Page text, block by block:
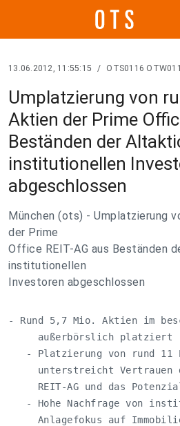
13.06.2012, 11:55:15 / OTS0116
Umplatzierung von
Aktien der Prime
Beständen der
institutionellen
abgeschlossen
München (ots) - Umplatzierung
der Prime
Office REIT-AG aus Beständen
institutionellen
Investoren abgeschlossen
- Rund 5,7 Mio. Aktien im
     außerbörslich platziert
- Platzierung von rund
unterstreicht
REIT-AG und das
- Hohe Nachfrage von
Anlagefokus auf